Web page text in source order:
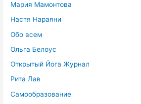
Мария Мамонтова
Настя Нараяни
Обо всем
Ольга Белоус
Открытый Йога Журнал
Рита Лав
Самообразование